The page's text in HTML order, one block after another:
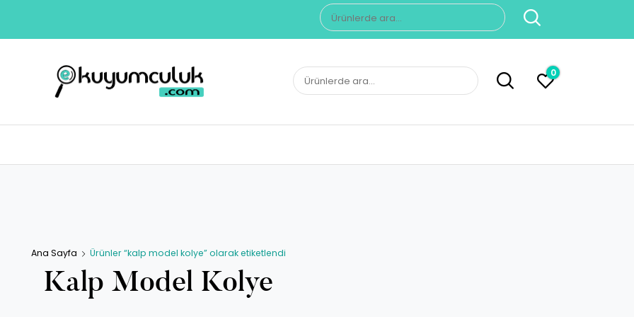
Ara:
E-KUYUMCULUK
Herkesin Kuyumcusu Ara: 0
Ana Sayfa Ürünler “kalp model kolye” olarak etiketlendi
Kalp Model Kolye